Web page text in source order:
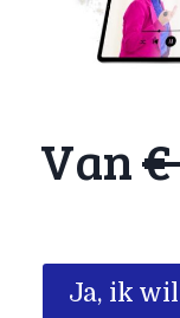
Van
Ja, ik